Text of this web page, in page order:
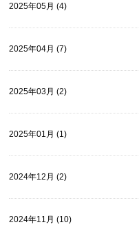
2025年05月 (4)
2025年04月 (7)
2025年03月 (2)
2025年01月 (1)
2024年12月 (2)
2024年11月 (10)